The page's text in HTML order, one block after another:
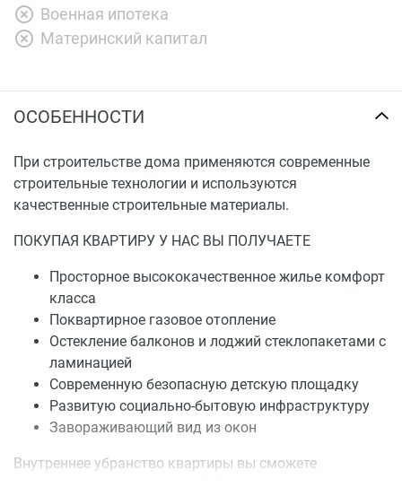
Военная ипотека
Материнский капитал
ОСОБЕННОСТИ
При строительстве дома применяются современные
строительные технологии и используются
качественные строительные материалы.
ПОКУПАЯ КВАРТИРУ У НАС ВЫ ПОЛУЧАЕТЕ
Просторное высококачественное жилье комфорт
класса
Поквартирное газовое отопление
Остекление балконов и лоджий стеклопакетами с
ламинацией
Современную безопасную детскую площадку
Развитую социально-бытовую инфраструктуру
Завораживающий вид из окон
Внутреннее убранство квартиры вы сможете